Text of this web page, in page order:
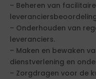
– Beheren van
– Onderhouden van
leveranciers.
– Maken en bewaken
dienstverlening en
– Zorgdragen voor de